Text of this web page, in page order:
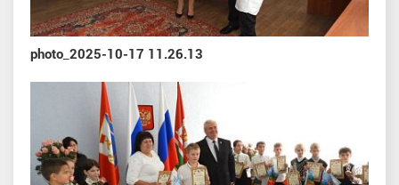
photo_2025-10-17 11.26.13